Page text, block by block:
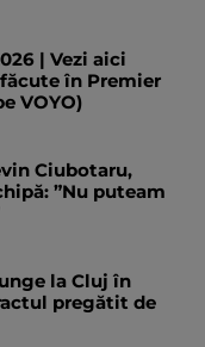
| Vezi aici
în Premier
VOYO)
Ciubotaru,
”Nu puteam
la Cluj în
pregătit de